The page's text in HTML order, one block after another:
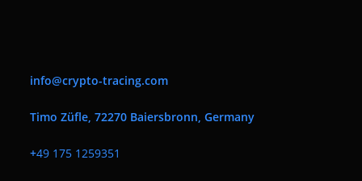
info@crypto-tracing.com
Timo Züfle, 72270 Baiersbronn, Germany
+49 175 1259351